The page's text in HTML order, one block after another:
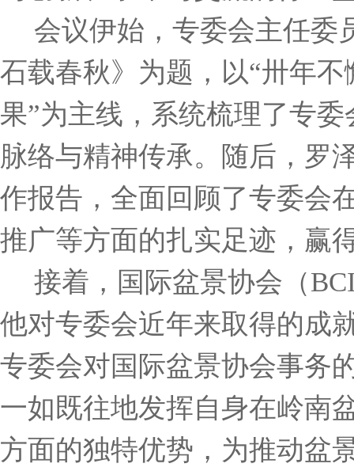
会议伊始，专委会主任委
石载春秋》为题，以“卅年
果”为主线，系统梳理了专
脉络与精神传承。随后，罗
作报告，全面回顾了专委会
推广等方面的扎实足迹，赢
接着，国际盆景协会（
他对专委会近年来取得的成
专委会对国际盆景协会事务
一如既往地发挥自身在岭南
方面的独特优势，为推动盆